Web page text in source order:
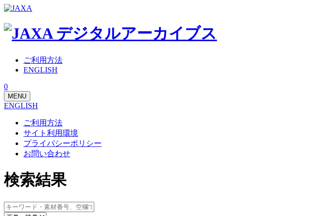
ご利用方法
ENGLISH
0
MENU
ENGLISH
ご利用方法
サイト利用環境
プライバシーポリシー
お問い合わせ
検索結果